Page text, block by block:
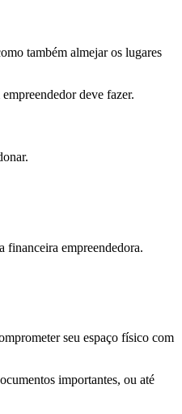
também almejar os lugares
deve fazer.
financeira empreendedora.
seu espaço físico com
importantes, ou até